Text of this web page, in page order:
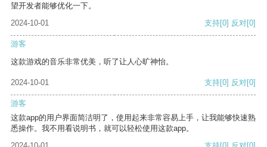
望开发者能够优化一下。
2024-10-01
支持[0] 反对[0]
游客
这款游戏的音乐非常优美，听了让人心旷神怡。
2024-10-01 支持[0] 反对[0]
游客
这款app的用户界面简洁明了，使用起来非常容易上手，让我能够快速熟
悉操作。我不用看说明书，就可以轻松使用这款app。